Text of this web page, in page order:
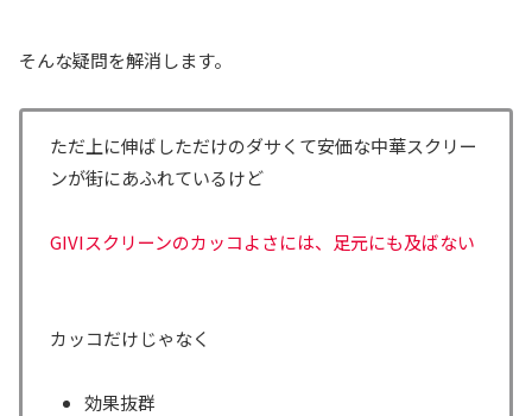
そんな疑問を解消します。
ただ上に伸ばしただけのダサくて安価な中華スクリー
ンが街にあふれているけど
GIVIスクリーンのカッコよさには、足元にも及ばない
カッコだけじゃなく
効果抜群